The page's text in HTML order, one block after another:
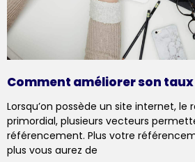
Comment améliorer son taux
Lorsqu’on possède un site internet,
primordial, plusieurs vecteurs
référencement. Plus votre
plus vous aurez de